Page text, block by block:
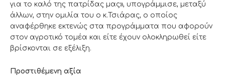
για το καλό της πατρίδας μας», υπογράμμισε, μεταξύ
άλλων, στην ομιλία του ο κ.Τσιάρας, ο οποίος
αναφέρθηκε εκτενώς στα προγράμματα που αφορούν
στον αγροτικό τομέα και είτε έχουν ολοκληρωθεί είτε
βρίσκονται σε εξέλιξη.
Προστιθέμενη αξία